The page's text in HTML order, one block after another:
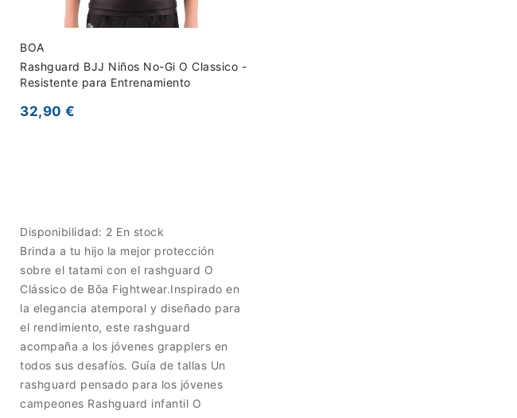
BOA
Rashguard BJJ Niños No-Gi O Classico -
Resistente para Entrenamiento
32,90 €
Disponibilidad: 2 En stock
Brinda a tu hijo la mejor protección
sobre el tatami con el rashguard O
Clássico de Bōa Fightwear.Inspirado en
la elegancia atemporal y diseñado para
el rendimiento, este rashguard
acompaña a los jóvenes grapplers en
todos sus desafíos. Guía de tallas Un
rashguard pensado para los jóvenes
campeones Rashguard infantil O